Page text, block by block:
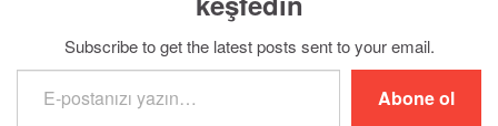
Subscribe to get the latest posts sent to your email.
E-postanızı yazın…
Abone ol